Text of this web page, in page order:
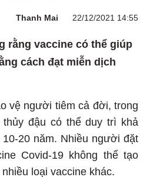
Thanh Mai 22/12/2021 14:55
rằng vaccine có thể giúp
cách đạt miễn dịch
vệ người tiêm cả đời, trong
thủy đậu có thể duy trì khả
20 năm. Nhiều người đặt
Covid-19 không thể tạo
loại vaccine khác.